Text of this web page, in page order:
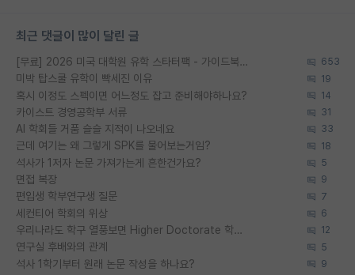
최근 댓글이 많이 달린 글
[무료] 2026 미국 대학원 유학 스타터팩 - 가이드북 & 합격자 컨택메일 템플릿 653
미박 탑스쿨 유학이 빡세진 이유 19
혹시 이정도 스펙이면 어느정도 잡고 준비해야하나요? 14
카이스트 경영공학부 서류 31
AI 학회들 거품 슬슬 지적이 나오네요 33
근데 여기는 왜 그렇게 SPK를 물어보는거임? 18
석사가 1저자 논문 가져가는게 흔한건가요? 5
면접 복장 9
편입생 학부연구생 질문 7
세컨티어 학회의 위상 6
우리나라도 학구 열풍보면 Higher Doctorate 학위가 필요하다고 봅니다. 12
연구실 후배와의 관계 5
석사 1학기부터 원래 논문 작성을 하나요? 9